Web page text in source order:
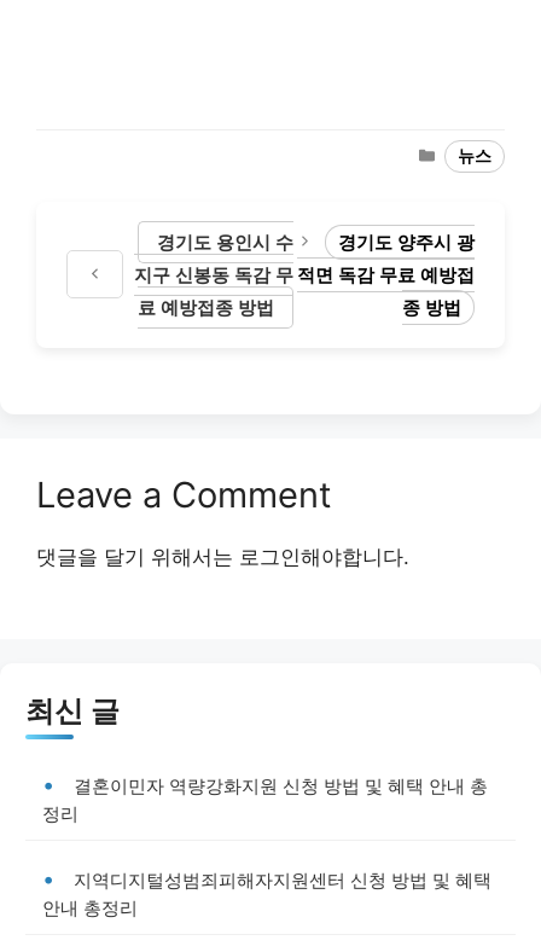
Categories
뉴스
경기도 용인시 수
지구 신봉동 독감 무
료 예방접종 방법
경기도 양주시 광
적면 독감 무료 예방접
종 방법
Leave a Comment
댓글을 달기 위해서는 로그인해야합니다.
최신 글
결혼이민자 역량강화지원 신청 방법 및 혜택 안내 총
정리
지역디지털성범죄피해자지원센터 신청 방법 및 혜택
안내 총정리